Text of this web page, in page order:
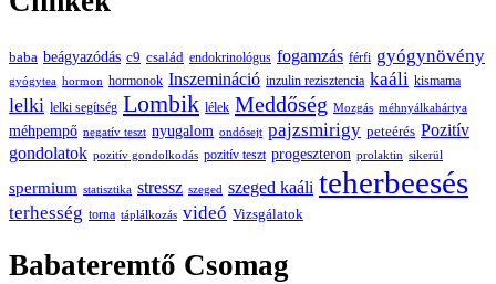
baba beágyazódás c9 család endokrinológus fogamzás férfi gyógynövény
gyógytea hormon hormonok Inszemináció inzulin rezisztencia kaáli kismama
lelki lelki segítség Lombik lélek Meddőség Mozgás méhnyálkahártya
méhpempő negatív teszt nyugalom ondósejt pajzsmirigy peteérés Pozitív
gondolatok pozitív gondolkodás pozitív teszt progeszteron prolaktin sikerül
spermium statisztika stressz szeged szeged kaáli teherbeesés
terhesség torna táplálkozás videó Vizsgálatok
Babateremtő Csomag